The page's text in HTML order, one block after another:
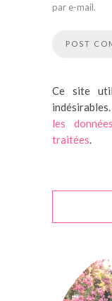
par e-mail.
Ce site
indésirables.
les
traitées.